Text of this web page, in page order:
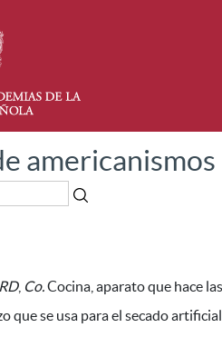
americanismos
RD, Co.Cocina, aparato que hace
que se usa para el secado